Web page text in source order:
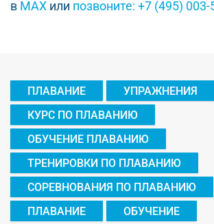
в MAX или позвоните: +7 (495) 003-
ПЛАВАНИЕ
УПРАЖНЕНИЯ
КУРС ПО ПЛАВАНИЮ
ОБУЧЕНИЕ ПЛАВАНИЮ
ТРЕНИРОВКИ ПО ПЛАВАНИЮ
СОРЕВНОВАНИЯ ПО ПЛАВАНИЮ
ПЛАВАНИЕ
ОБУЧЕНИЕ